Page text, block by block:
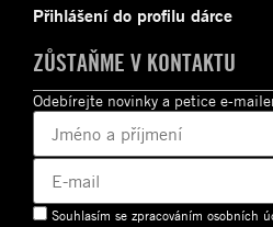
Přihlášení do profilu dárce
ZŮSTAŇME V KONTAKTU
Odebírejte novinky a petice e-
Souhlasím se zpracováním osobních